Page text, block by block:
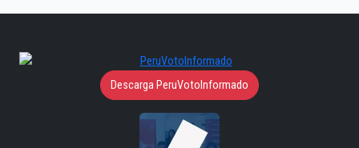
Descarga PeruVotoInformado